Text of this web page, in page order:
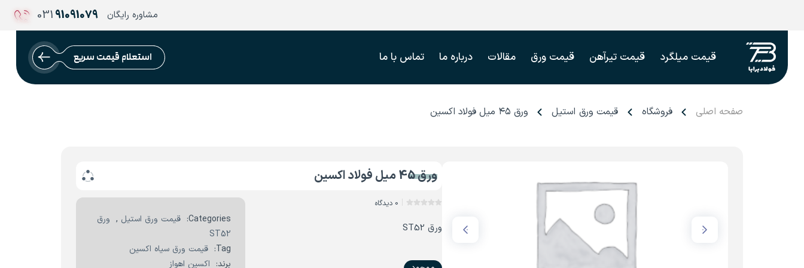
مشاوره رایگان 91091079
031
قیمت میلگرد قیمت تیرآهن قیمت ورق مقالات درباره ما تماس با ما استعلام قیمت سریع
صفحه اصلی فروشگاه قیمت ورق استیل ورق ۴۵ میل فولاد اکسین
ورق 45 میل فولاد اکسین
0 دیدگاه
ورق ST52
Categories: قیمت ورق استیل , ورق
ST52
Tag:
قیمت ورق سیاه اکسین
برند: اکسین اهواز